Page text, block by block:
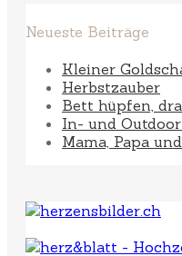
Neueste Beiträge
Kleiner
Herbstzauber
Bett hüpfen,
In- und
Mama, Papa